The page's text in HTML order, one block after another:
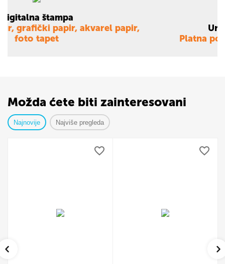
Uramljivanje slika
Platna po meri, lajsne, blindovi
Možda ćete biti zainteresovani
Najnovije Najviše pregleda